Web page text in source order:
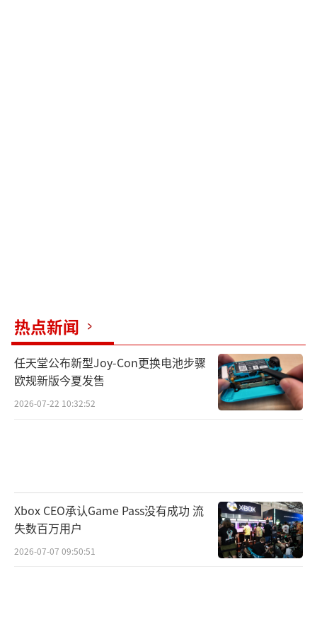
热点新闻
任天堂公布新型Joy-Con更换电池步骤
欧规新版今夏发售
2026-07-22 10:32:52
Xbox CEO承认Game Pass没有成功 流
失数百万用户
2026-07-07 09:50:51